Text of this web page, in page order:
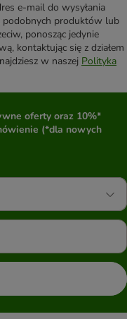
e-mail do wysyłania
podobnych produktów lub
ponosząc jedynie
kontaktując się z działem
w naszej Polityka
oferty oraz 10%*
(*dla nowych